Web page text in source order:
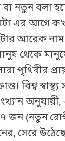
নতুন বলা
এর আগে
আরেক
থেকে
পৃথিবীর
বিশ্ব
অনুযায়ী,
জন (নতুন
সেরে